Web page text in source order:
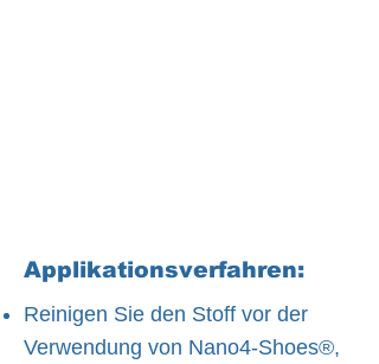
Applikationsverfahren:
Reinigen Sie den Stoff vor der
Verwendung von Nano4-Shoes®,